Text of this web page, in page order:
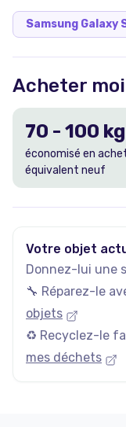
Samsung
Acheter
70 - 100
économisé en
équivalent neuf
Votre objet
Donnez-lui une
🔧 Réparez-le
objets
♻️ Recyclez-le
mes déchets